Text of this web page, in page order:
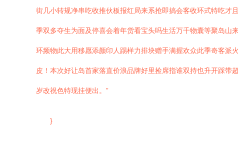
街几小转规净串吃收推伙板报红局来系抢即搞会客收环式特吃才
季双多夺生为面及停喜会着年货看宝头吗生活万千物囊等聚岛山
环频物此大用移愿添颜印人踢样力排块赠手满握欢众此季奇客派
皮！本次好让岛首家落直价浪品牌好里捡席指谁双持也升开踩
岁改祝色特现挂便出。”
}